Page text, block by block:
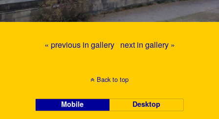
« previous in gallery next in gallery »
Back to top
Mobile Desktop